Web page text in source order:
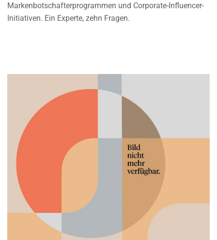
Markenbotschafterprogrammen und Corporate-Influencer-
Initiativen. Ein Experte, zehn Fragen.